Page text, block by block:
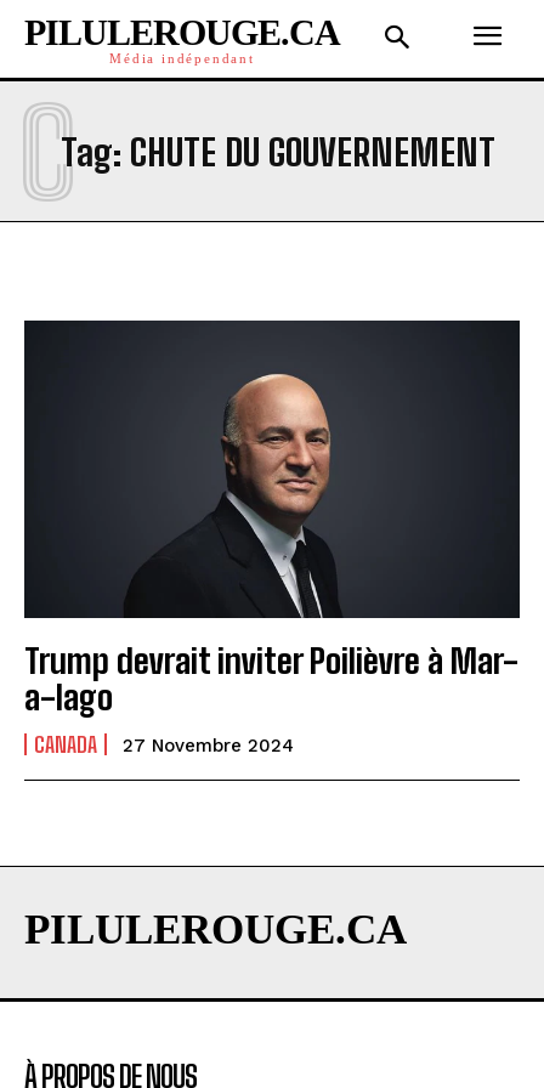
PILULEROUGE.CA
Média indépendant
Tag: CHUTE DU GOUVERNEMENT
C
Trump devrait inviter Poilièvre à Mar-
a-lago
CANADA 27 Novembre 2024
PILULEROUGE.CA
À PROPOS DE NOUS